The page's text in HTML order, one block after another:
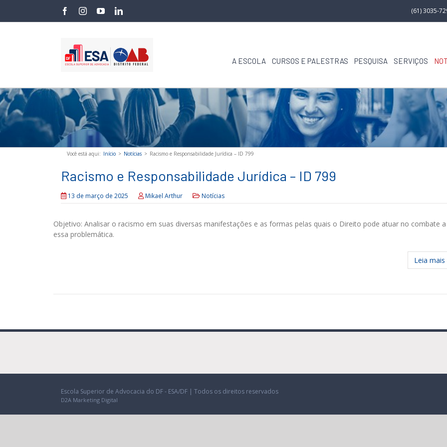
content
facebookinstagram
youtubelinkedin (61) 3035-
A ESCOLA CURSOS E PALESTRAS PESQUISA SERVIÇOS
Você está aqui: Início > Notícias > Racismo e Responsabilidade Jurídica – ID 799
Racismo e Responsabilidade Jurídica – ID 799
13 de março de 2025 Mikael Arthur Notícias
Objetivo: Analisar o racismo em suas diversas manifestações e as formas pelas quais o Direito pode atuar no combate a
essa problemática.
Leia mais
Escola Superior de Advocacia do DF - ESA/DF | Todos os direitos reservados
D2A Marketing Digital